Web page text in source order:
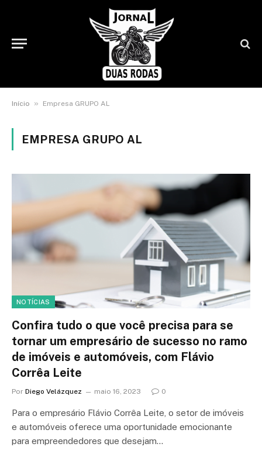
Início » Empresa GRUPO AL
EMPRESA GRUPO AL
NOTÍCIAS
Confira tudo o que você precisa para se
tornar um empresário de sucesso no ramo
de imóveis e automóveis, com Flávio
Corrêa Leite
Por Diego Velázquez maio 16, 2023 0
Para o empresário Flávio Corrêa Leite, o setor de imóveis
e automóveis oferece uma oportunidade emocionante
para empreendedores que desejam…